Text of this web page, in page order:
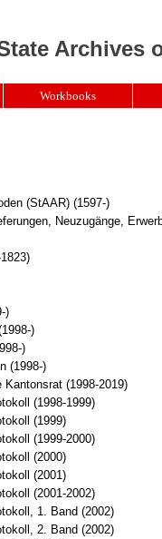
(StAAR) (1597-)
Neuzugänge,
)
)
)
(1998-)
(1998-2019)
(1998-1999)
(1999)
(1999-2000)
(2000)
(2001)
(2001-2002)
1. Band (2002)
2. Band (2002)
Archives
Workbooks